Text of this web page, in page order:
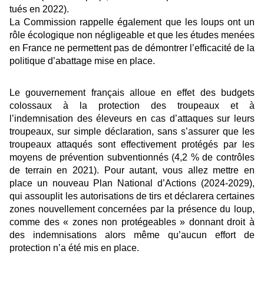
tués en 2022).
La Commission rappelle également que les loups ont un
rôle écologique non négligeable et que les études menées
en France ne permettent pas de démontrer l’efficacité de la
politique d’abattage mise en place.
Le gouvernement français alloue en effet des budgets
colossaux à la protection des troupeaux et à
l’indemnisation des éleveurs en cas d’attaques sur leurs
troupeaux, sur simple déclaration, sans s’assurer que les
troupeaux attaqués sont effectivement protégés par les
moyens de prévention subventionnés (4,2 % de contrôles
de terrain en 2021). Pour autant, vous allez mettre en
place un nouveau Plan National d’Actions (2024-2029),
qui assouplit les autorisations de tirs et déclarera certaines
zones nouvellement concernées par la présence du loup,
comme des « zones non protégeables » donnant droit à
des indemnisations alors même qu’aucun effort de
protection n’a été mis en place.